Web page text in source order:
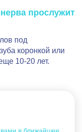
прослужит
под
коронкой или
10-20 лет.